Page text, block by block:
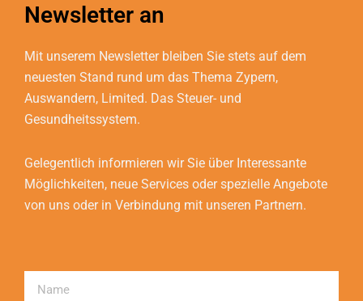
Newsletter an
Mit unserem Newsletter bleiben Sie stets auf dem
neuesten Stand rund um das Thema Zypern,
Auswandern, Limited. Das Steuer- und
Gesundheitssystem.
Gelegentlich informieren wir Sie über Interessante
Möglichkeiten, neue Services oder spezielle Angebote
von uns oder in Verbindung mit unseren Partnern.